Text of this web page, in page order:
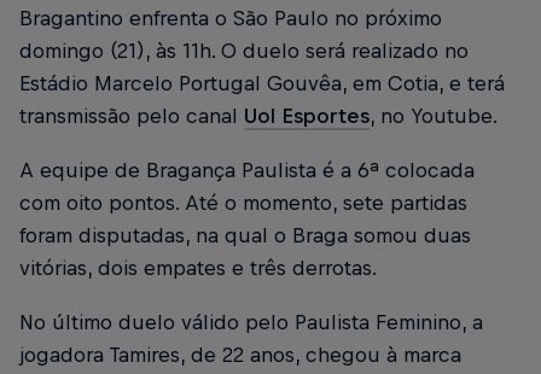
Bragantino enfrenta o São Paulo no próximo
domingo (21), às 11h. O duelo será realizado no
Estádio Marcelo Portugal Gouvêa, em Cotia, e terá
transmissão pelo canal Uol Esportes, no Youtube.
A equipe de Bragança Paulista é a 6ª colocada
com oito pontos. Até o momento, sete partidas
foram disputadas, na qual o Braga somou duas
vitórias, dois empates e três derrotas.
No último duelo válido pelo Paulista Feminino, a
jogadora Tamires, de 22 anos, chegou à marca